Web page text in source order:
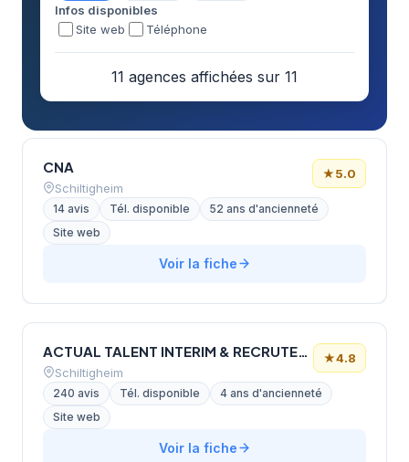
Infos disponibles
Site web
Téléphone
11 agences affichées sur 11
CNA
Schiltigheim
★5.0
14 avis Tél. disponible
52 ans d'ancienneté
Site web
Voir la fiche
ACTUAL TALENT INTERIM & RECRUTEMENT STRASBOURG 3317
Schiltigheim
★4.8
240 avis Tél. disponible
4 ans d'ancienneté
Site web
Voir la fiche